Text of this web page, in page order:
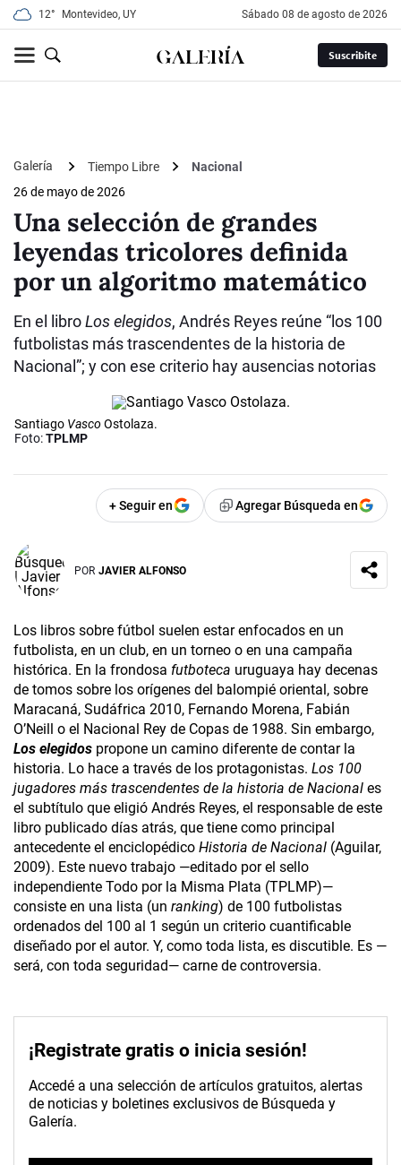
12° Montevideo, UY sábado 08 de agosto de 2026
Suscribite
Galería Tiempo Libre
Nacional
26 de mayo de 2026
Una selección de grandes
leyendas tricolores definida
por un algoritmo matemático
En el libroLos elegidos, Andrés Reyes reúne “los 100
futbolistas más trascendentes de la historia de
Nacional”; y con ese criterio hay ausencias notorias
Santiago VascoOstolaza.
Foto:TPLMP
+ Seguir en Agregar Búsqueda en
POR JAVIER ALFONSO
Los libros sobre fútbol suelen estar enfocados en un
futbolista, en un club, en un torneo o en una campaña
histórica. En la frondosa futboteca uruguaya hay decenas
de tomos sobre los orígenes del balompié oriental, sobre
Maracaná, Sudáfrica 2010, Fernando Morena, Fabián
O’Neill o el Nacional Rey de Copas de 1988. Sin embargo,
Los elegidos propone un camino diferente de contar la
historia. Lo hace a través de los protagonistas. Los 100
jugadores más trascendentes de la historia de Nacional es
el subtítulo que eligió Andrés Reyes, el responsable de este
libro publicado días atrás, que tiene como principal
antecedente el enciclopédico Historia de Nacional (Aguilar,
2009). Este nuevo trabajo —editado por el sello
independiente Todo por la Misma Plata (TPLMP)—
consiste en una lista (un ranking) de 100 futbolistas
ordenados del 100 al 1 según un criterio cuantificable
diseñado por el autor. Y, como toda lista, es discutible. Es —
será, con toda seguridad— carne de controversia.
¡Registrate gratis o inicia sesión!
Accedé a una selección de artículos gratuitos, alertas
de noticias y boletines exclusivos de Búsqueda y
Galería.